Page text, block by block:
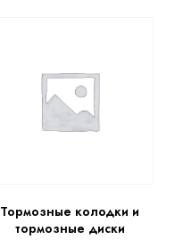
Тормозные колодки и
тормозные диски